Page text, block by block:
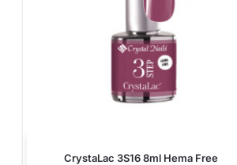
CrystaLac 3S16 8ml Hema Free